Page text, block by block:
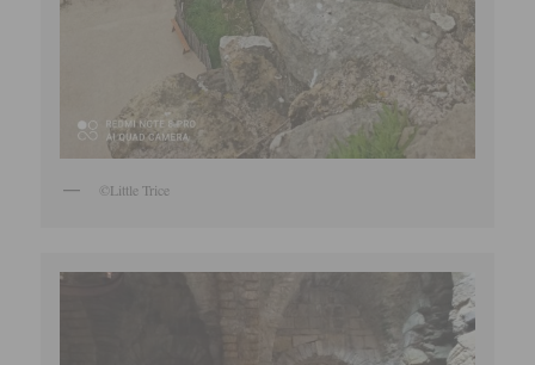
©Little Trice